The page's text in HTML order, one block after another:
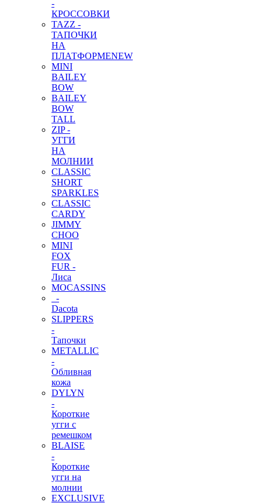
-
КРОССОВКИ
TAZZ -
ТАПОЧКИ
НА
ПЛАТФОРМЕNEW
MINI
BAILEY
BOW
BAILEY
BOW
TALL
ZIP -
УГГИ
НА
МОЛНИИ
CLASSIC
SHORT
SPARKLES
CLASSIC
CARDY
JIMMY
CHOO
MINI
FOX
FUR -
Лиса
MOCASSINS
-
Dacota
SLIPPERS
-
Тапочки
METALLIC
-
Обливная
кожа
DYLYN
-
Короткие
угги с
ремешком
BLAISE
-
Короткие
угги на
молнии
EXCLUSIVE